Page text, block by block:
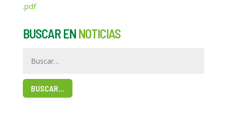
.pdf
BUSCAR EN NOTICIAS
BUSCAR…